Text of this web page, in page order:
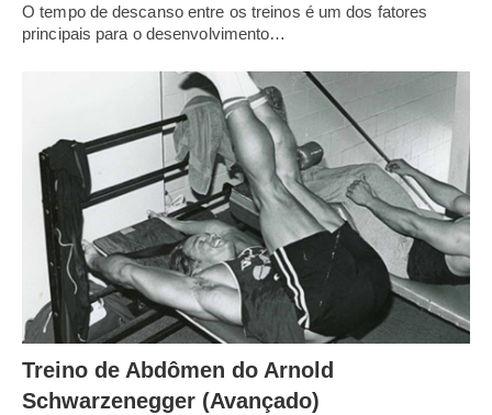
O tempo de descanso entre os treinos é um dos fatores
principais para o desenvolvimento…
Treino de Abdômen do Arnold
Schwarzenegger (Avançado)